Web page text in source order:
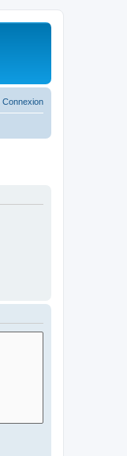
Connexion